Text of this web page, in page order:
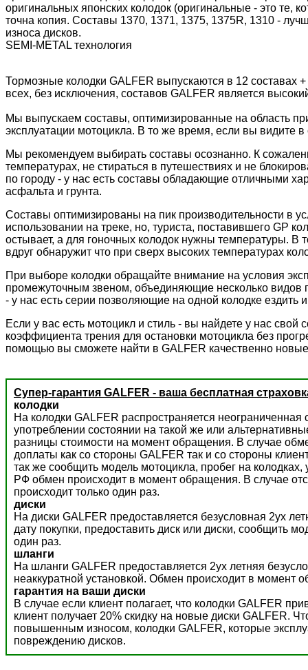
оригинальных японских колодок (оригинальные - это те,
точна копия. Составы 1370, 1371, 1375, 1375R, 1310 -
износа дисков.
SEMI-METAL технология
Тормозные колодки GALFER выпускаются в 12 составах
всех, без исключения, составов GALFER является
Мы выпускаем составы, оптимизированные на область
эксплуатации мотоцикла. В то же время, если вы видите
Мы рекомендуем выбирать составы осознанно. К
температурах, не стираться в путешествиях и не
по городу - у нас есть составы обладающие отличными
асфальта и грунта.
Составы оптимизированы на пик производительности в
использовании на треке, но, туриста, поставившего GP
остывает, а для гоночных колодок нужны температуры. В
вдруг обнаружит что при сверх высоких температурах
При выборе колодки обращайте внимание на условия
промежуточным звеном, объединяющие несколько видов
- у нас есть серии позволяющие на одной колодке ездить
Если у вас есть мотоцикл и стиль - вы найдете у нас
коэффициента трения для остановки мотоцикла без
помощью вы сможете найти в GALFER качественно
Супер-гарантия GALFER - ваша бесплатная
колодки
На колодки GALFER распространяется
употреблении состоянии на такой же или
разницы стоимости на момент обращения. В случае
доплаты как со стороны GALFER так и со стороны
так же сообщить модель мотоцикла, пробег на
РФ обмен происходит в момент обращения. В случае
происходит только один раз.
диски
На диски GALFER предоставляется безусловная 2ух
дату покупки, предоставить диск или диски, сообщить
один раз.
шланги
На шланги GALFER предоставляется 2ух летняя
неаккуратной установкой. Обмен происходит в момент
гарантия на ваши диски
В случае если клиент полагает, что колодки GALFER
клиент получает 20% скидку на новые диски GALFER.
повышенным износом, колодки GALFER, которые
повреждению дисков.